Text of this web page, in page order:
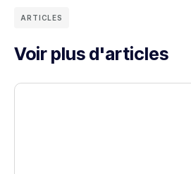
ARTICLES
Voir plus d'articles